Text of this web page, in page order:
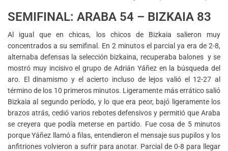
SEMIFINAL: ARABA 54 – BIZKAIA 83
Al igual que en chicas, los chicos de Bizkaia salieron muy
concentrados a su semifinal. En 2 minutos el parcial ya era de 2-8,
alternaba defensas la selección bizkaina, recuperaba balones y se
mostró muy incisivo el grupo de Adrián Yáñez en la búsqueda del
aro. El dinamismo y el acierto incluso de lejos valió el 12-27 al
término de los 10 primeros minutos. Ligeramente más errático salió
Bizkaia al segundo período, y lo que era peor, bajó ligeramente los
brazos atrás, cedió varios rebotes defensivos y permitió que Araba
se creyera que podía meterse en partido. Fue cosa de 5 minutos
porque Yáñez llamó a filas, entendieron el mensaje sus pupilos y los
anfitriones volvieron a sufrir para anotar. Parcial de 0-8 para llegar